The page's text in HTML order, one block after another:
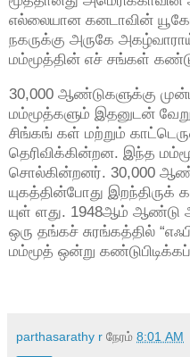
எல்லையான கனடாவின்
நகருக்கு அருகே
மம்மூத்தின் எச் சங்கள்
30,000 ஆண்டுகளுக்கு
மம்மூத்களும் இதனுடன்
சிங்கங் கள் மற்றும்
தெரிவிக்கின்றன. இந்த
சொல்கின்றனர். 30,000
யுகத்தின்போது
யுள் ளது. 1948ஆம் ஆண்டு
ஒரு தங்கச் சுரங்கத்தில்
மம்மூத் ஒன்று
parthasarathy r நேரம் 8:01 AM